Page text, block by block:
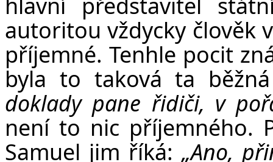
autoritou vždycky člověk
příjemné. Tenhle pocit
byla to taková ta
doklady pane řidiči, v
není to nic příjemného.
Samuel jim říká: „Ano,